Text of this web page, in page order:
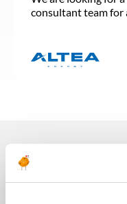
consultant team for
Ces
investi